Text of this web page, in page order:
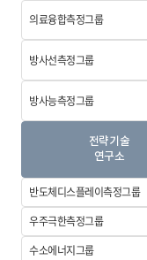
의료융합측정그룹
방사선측정그룹
방사능측정그룹
전략기술
연구소
반도체디스플레이측정그룹
우주극한측정그룹
수소에너지그룹